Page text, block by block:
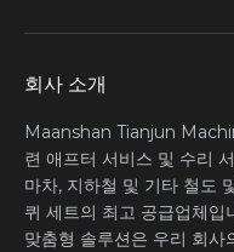
회사 소개
Maanshan Tianjun
련 애프터 서비스 및 수리
마차, 지하철 및 기타 철도
퀴 세트의 최고 공급업체입
맞춤형 솔루션은 우리 회사